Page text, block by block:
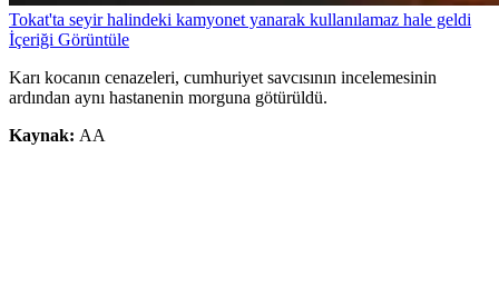
Tokat'ta seyir halindeki kamyonet yanarak kullanılamaz hale geldi
İçeriği Görüntüle
Karı kocanın cenazeleri, cumhuriyet savcısının incelemesinin
ardından aynı hastanenin morguna götürüldü.
Kaynak: AA